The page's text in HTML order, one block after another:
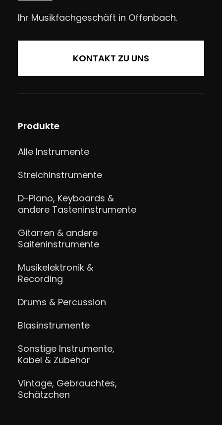
Ihr Musikfachgeschäft in Offenbach.
KONTAKT ZU UNS
Produkte
Alle Instrumente
Streichinstrumente
D-Piano, Keyboards &
andere Tasteninstrumente
Gitarren & andere
Saiteninstrumente
Musikelektronik &
Recording
Drums & Percussion
Blasinstrumente
Sonstige Instrumente,
Kabel & Zubehör
Vintage, Gebrauchtes,
Schätzchen